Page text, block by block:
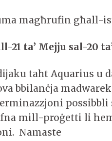
magħrufin għall-
21 ta’ Mejju sal-20
taħt Aquarius u
bbilanċja
mill-proġetti li
Namaste